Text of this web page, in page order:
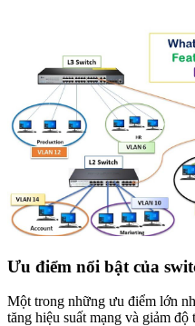
Ưu điểm nổi bật của
Một trong những ưu điểm lớn
tăng hiệu suất mạng và giảm